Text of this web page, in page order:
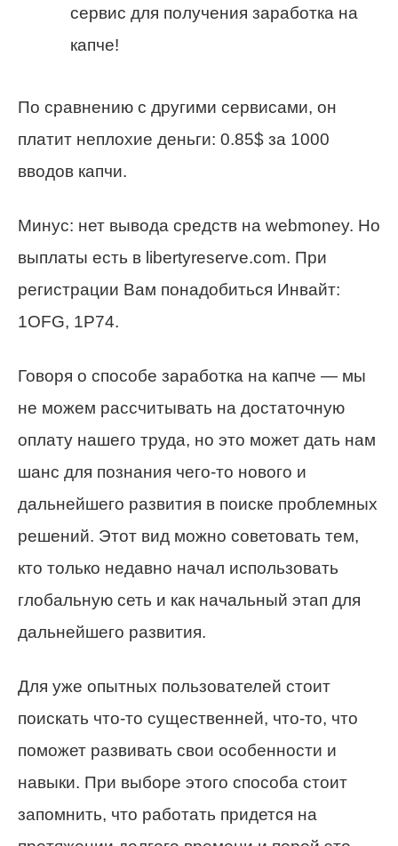
сервис для получения заработка на
капче!
По сравнению с другими сервисами, он
платит неплохие деньги: 0.85$ за 1000
вводов капчи.
Минус: нет вывода средств на webmoney. Но
выплаты есть в libertyreserve.com. При
регистрации Вам понадобиться Инвайт:
1OFG, 1P74.
Говоря о способе заработка на капче — мы
не можем рассчитывать на достаточную
оплату нашего труда, но это может дать нам
шанс для познания чего-то нового и
дальнейшего развития в поиске проблемных
решений. Этот вид можно советовать тем,
кто только недавно начал использовать
глобальную сеть и как начальный этап для
дальнейшего развития.
Для уже опытных пользователей стоит
поискать что-то существенней, что-то, что
поможет развивать свои особенности и
навыки. При выборе этого способа стоит
запомнить, что работать придется на